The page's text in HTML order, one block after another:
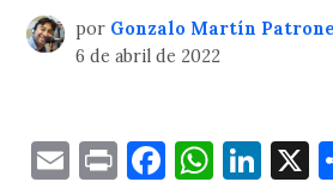
por Gonzalo Martín Patrone
6 de abril de 2022
EmailPrintFacebook